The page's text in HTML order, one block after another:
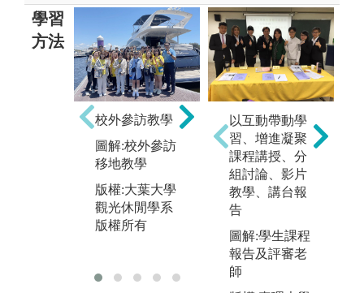
學習
方法
校外參訪教學
圖解:校外參訪
移地教學
版權:大葉大學
觀光休閒學系
版權所有
圖解:埃及當地
旅行顧問至本
系進行業師協
同教學
版權:大葉大學
觀光休閒學系
版權所有
以互動帶動學
習、增進凝聚
課程講授、分
組討論、影片
教學、講台報
告
圖解:學生課程
報告及評審老
師